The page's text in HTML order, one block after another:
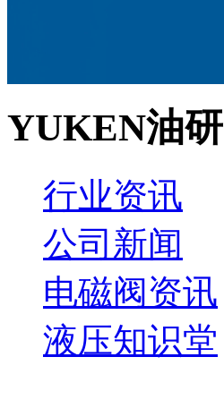
YUKEN油研
行业资讯
公司新闻
电磁阀资讯
液压知识堂